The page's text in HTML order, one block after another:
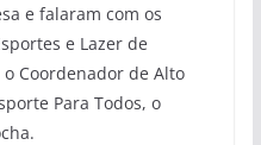
e falaram com os
e Lazer de
Coordenador de Alto
Para Todos, o